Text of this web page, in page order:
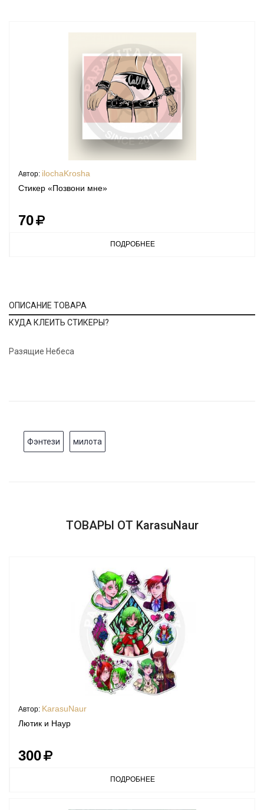
Автор: ilochaKrosha
Стикер «Позвони мне»
70
ПОДРОБНЕЕ
ОПИСАНИЕ ТОВАРА
КУДА КЛЕИТЬ СТИКЕРЫ?
Разящие Небеса
Фэнтези милота
ТОВАРЫ ОТ KarasuNaur
Автор: KarasuNaur
Лютик и Наур
300
ПОДРОБНЕЕ